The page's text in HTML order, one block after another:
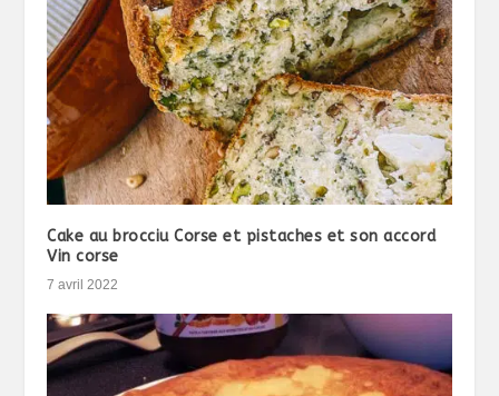
Cake au brocciu Corse et pistaches et son accord
Vin corse
7 avril 2022